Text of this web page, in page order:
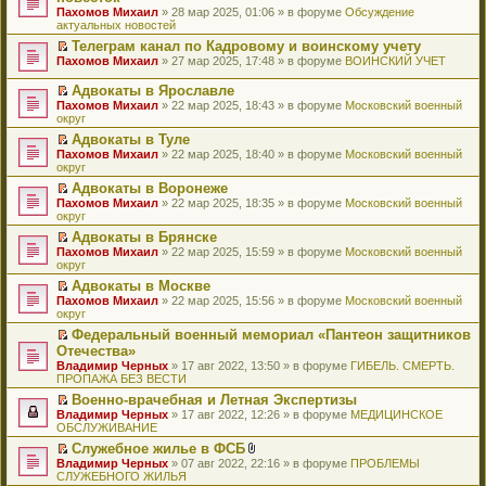
ю
щ
е
н
и
ю
о
о
б
щ
е
н
и
ю
о
м
у
с
о
б
щ
е
н
и
ю
а
н
н
м
у
с
о
о
б
щ
е
н
и
ю
о
ч
и
а
н
н
о
м
у
с
о
о
б
щ
е
н
и
ю
н
е
п
о
и
т
а
н
н
о
м
у
с
о
о
б
щ
е
н
и
ю
в
о
м
у
н
п
р
о
ч
и
т
а
н
н
о
м
у
с
о
о
б
щ
е
н
и
ю
п
е
р
о
м
у
н
е
п
р
о
ч
и
т
а
н
н
о
м
у
с
о
о
б
щ
е
н
и
ю
е
р
е
й
т
к
п
е
р
в
о
м
у
н
е
п
р
о
ч
и
т
а
н
н
о
м
у
с
о
о
б
щ
е
н
и
ю
Пахомов Михаил » 28 мар 2025, 01:06 » в форуме Обсуждение
актуальных новостей
П
р
е
й
т
и
к
п
е
р
в
о
м
у
н
е
п
р
о
ч
и
а
н
н
о
м
у
с
о
о
б
Телеграм канал по Кадровому и воинскому учету
Пахомов Михаил » 27 мар 2025, 17:48 » в форуме ВОИНСКИЙ УЧЕТ
П
е
р
е
й
т
и
к
п
е
р
в
о
м
у
н
е
п
р
о
ч
и
т
а
н
н
о
м
у
с
Адвокаты в Ярославле
Пахомов Михаил » 22 мар 2025, 18:43 » в форуме Московский военный
округ
П
е
р
е
й
т
и
к
п
е
р
в
о
м
у
н
е
п
р
о
ч
и
т
а
н
н
Адвокаты в Туле
Пахомов Михаил » 22 мар 2025, 18:40 » в форуме Московский военный
округ
П
е
р
е
й
т
и
к
п
е
р
в
о
м
у
н
е
п
р
о
ч
и
Адвокаты в Воронеже
Пахомов Михаил » 22 мар 2025, 18:35 » в форуме Московский военный
округ
П
е
р
е
й
т
и
к
п
е
р
в
о
м
у
н
е
п
р
Адвокаты в Брянске
Пахомов Михаил » 22 мар 2025, 15:59 » в форуме Московский военный
округ
П
е
р
е
й
т
и
к
п
е
р
в
о
м
у
Адвокаты в Москве
Пахомов Михаил » 22 мар 2025, 15:56 » в форуме Московский военный
округ
П
е
р
е
й
т
и
к
п
е
р
Федеральный военный мемориал «Пантеон защитников
Отечества»
Владимир Черных » 17 авг 2022, 13:50 » в форуме ГИБЕЛЬ. СМЕРТЬ.
ПРОПАЖА БЕЗ ВЕСТИ
П
е
р
е
й
т
Военно-врачебная и Летная Экспертизы
Владимир Черных » 17 авг 2022, 12:26 » в форуме МЕДИЦИНСКОЕ
ОБСЛУЖИВАНИЕ
П
е
Служебное жилье в ФСБ
В
Владимир Черных » 07 авг 2022, 22:16 » в форуме ПРОБЛЕМЫ
СЛУЖЕБНОГО ЖИЛЬЯ